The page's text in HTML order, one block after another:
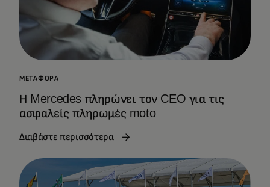
ΜΕΤΑΦΟΡΆ
Η Mercedes πληρώνει τον CEO για τις
ασφαλείς πληρωμές moto
Διαβάστε περισσότερα